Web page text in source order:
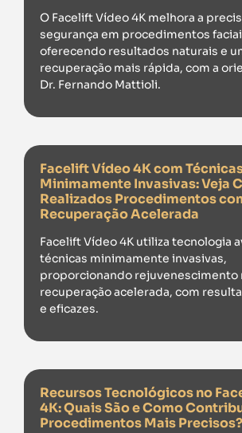
O Facelift Vídeo 4K melhora a
segurança em procedimentos
oferecendo resultados naturais e
recuperação mais rápida, com a
Dr. Fernando Mattioli.
Facelift Vídeo 4K com
Minimamente Invasivas: Veja
Realizados Procedimentos
Recuperação Acelerada
Facelift Vídeo 4K utiliza tecnologia
técnicas minimamente invasivas,
proporcionando rejuvenescimento
recuperação acelerada, com
e eficazes.
Recursos Tecnológicos no
4K: Quais São e Como
Procedimentos Mais Precisos?